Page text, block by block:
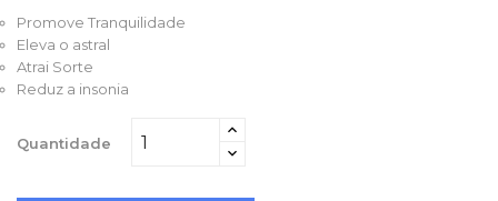
Promove Tranquilidade
Eleva o astral
Atrai Sorte
Reduz a insonia
Quantidade